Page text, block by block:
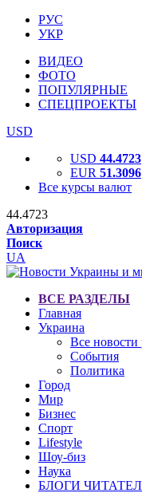
РУС
УКР
ВИДЕО
ФОТО
ПОПУЛЯРНЫЕ
СПЕЦПРОЕКТЫ
USD
USD 44.4723
EUR 51.3096
Все курсы валют
44.4723
Авторизация
Поиск
UA
ВСЕ РАЗДЕЛЫ
Главная
Украина
Все новости
События
Политика
Город
Мир
Бизнес
Спорт
Lifestyle
Шоу-биз
Наука
БЛОГИ